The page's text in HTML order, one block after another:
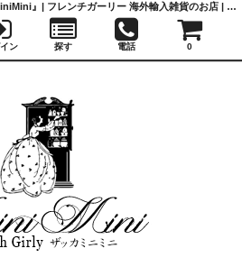
フランス雑貨・輸入雑貨『Zakka MiniMini』| フレンチガーリー 海外輸入雑貨のお店 | かわいい雑貨 | 蚤の市 | アンティーク
ン 探す 電話 0